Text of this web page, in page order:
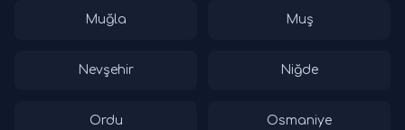
Muğla Muş
Nevşehir Niğde
Ordu Osmaniye